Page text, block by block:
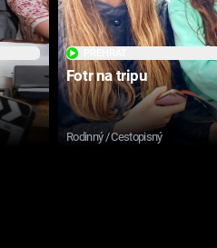
Fotr na tripu
Rodinný / Cestopisný